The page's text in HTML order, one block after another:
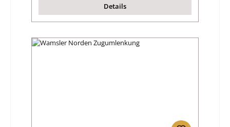
Details